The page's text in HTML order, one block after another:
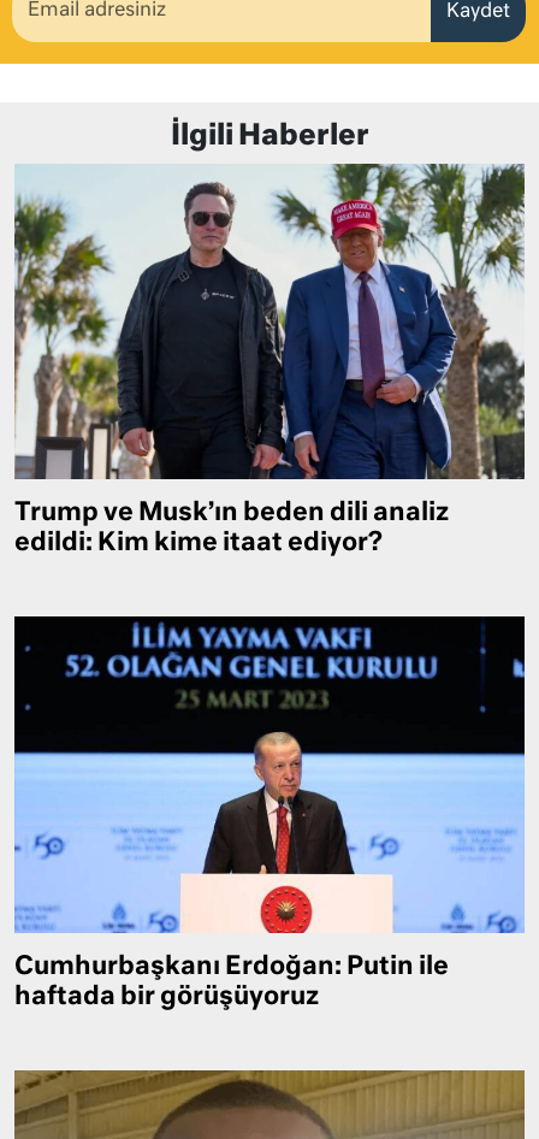
Kaydet
İlgili Haberler
Trump ve Musk’ın beden dili analiz
edildi: Kim kime itaat ediyor?
Cumhurbaşkanı Erdoğan: Putin ile
haftada bir görüşüyoruz